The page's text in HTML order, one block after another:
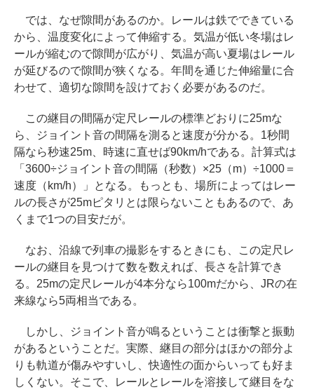
では、なぜ隙間があるのか。レールは鉄でできている
から、温度変化によって伸縮する。気温が低い冬場はレ
ールが縮むので隙間が広がり、気温が高い夏場はレール
が延びるので隙間が狭くなる。年間を通じた伸縮量に合
わせて、適切な隙間を設けておく必要があるのだ。
この継目の間隔が定尺レールの標準どおりに25mな
ら、ジョイント音の間隔を測ると速度が分かる。1秒間
隔なら秒速25m、時速に直せば90km/hである。計算式は
「3600÷ジョイント音の間隔（秒数）×25（m）÷1000＝
速度（km/h）」となる。もっとも、場所によってはレー
ルの長さが25mピタリとは限らないこともあるので、あ
くまで1つの目安だが。
なお、沿線で列車の撮影をするときにも、この定尺レ
ールの継目を見つけて数を数えれば、長さを計算でき
る。25mの定尺レールが4本分なら100mだから、JRの在
来線なら5両相当である。
しかし、ジョイント音が鳴るということは衝撃と振動
があるということだ。実際、継目の部分はほかの部分よ
りも軌道が傷みやすいし、快適性の面からいっても好ま
しくない。そこで、レールとレールを溶接して継目をな